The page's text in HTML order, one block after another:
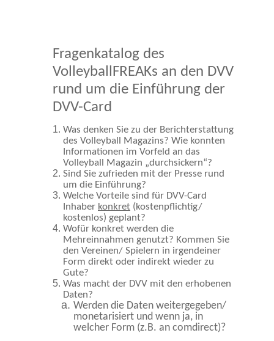
Fragenkatalog des
VolleyballFREAKs an den DVV
rund um die Einführung der
DVV-Card
Was denken Sie zu der Berichterstattung
des Volleyball Magazins? Wie konnten
Informationen im Vorfeld an das
Volleyball Magazin „durchsickern“?
Sind Sie zufrieden mit der Presse rund
um die Einführung?
Welche Vorteile sind für DVV-Card
Inhaber konkret (kostenpflichtig/
kostenlos) geplant?
Wofür konkret werden die
Mehreinnahmen genutzt? Kommen Sie
den Vereinen/ Spielern in irgendeiner
Form direkt oder indirekt wieder zu
Gute?
Was macht der DVV mit den erhobenen
Daten?
Werden die Daten weitergegeben/
monetarisiert und wenn ja, in
welcher Form (z.B. an comdirect)?